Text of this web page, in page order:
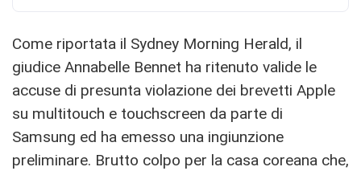
Come riportata il Sydney Morning Herald, il
giudice Annabelle Bennet ha ritenuto valide le
accuse di presunta violazione dei brevetti Apple
su multitouch e touchscreen da parte di
Samsung ed ha emesso una ingiunzione
preliminare. Brutto colpo per la casa coreana che,